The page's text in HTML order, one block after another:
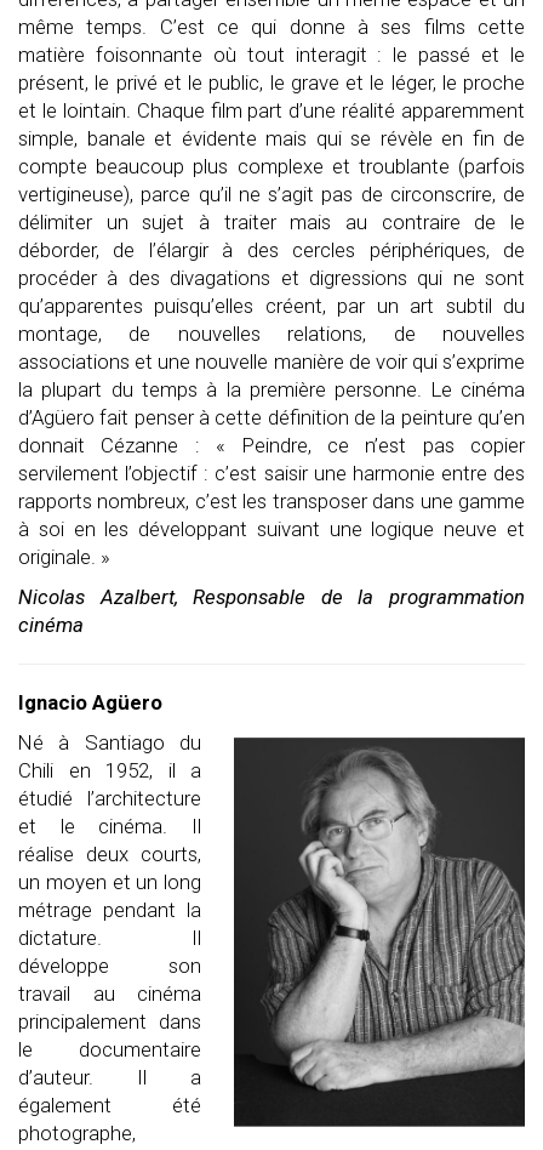
même temps. C’est ce qui donne à ses films cette
matière foisonnante où tout interagit : le passé et le
présent, le privé et le public, le grave et le léger, le proche
et le lointain. Chaque film part d’une réalité apparemment
simple, banale et évidente mais qui se révèle en fin de
compte beaucoup plus complexe et troublante (parfois
vertigineuse), parce qu’il ne s’agit pas de circonscrire, de
délimiter un sujet à traiter mais au contraire de le
déborder, de l’élargir à des cercles périphériques, de
procéder à des divagations et digressions qui ne sont
qu’apparentes puisqu’elles créent, par un art subtil du
montage, de nouvelles relations, de nouvelles
associations et une nouvelle manière de voir qui s’exprime
la plupart du temps à la première personne. Le cinéma
d’Agüero fait penser à cette définition de la peinture qu’en
donnait Cézanne : « Peindre, ce n’est pas copier
servilement l’objectif : c’est saisir une harmonie entre des
rapports nombreux, c’est les transposer dans une gamme
à soi en les développant suivant une logique neuve et
originale. »
Nicolas Azalbert, Responsable de la programmation
cinéma
Ignacio Agüero
Né à Santiago du
Chili en 1952, il a
étudié l’architecture
et le cinéma. Il
réalise deux courts,
un moyen et un long
métrage pendant la
dictature. Il
développe son
travail au cinéma
principalement dans
le documentaire
d’auteur. Il a
également été
photographe,